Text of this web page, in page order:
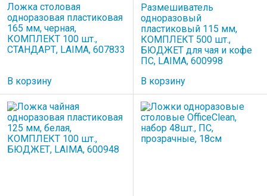
Ложка столовая
одноразовая пластиковая
165 мм, черная,
КОМПЛЕКТ 100 шт.,
СТАНДАРТ, LAIMA, 607833
В корзину
Размешиватель
одноразовый
пластиковый 115 мм,
КОМПЛЕКТ 500 шт.,
БЮДЖЕТ для чая и кофе
ПС, LAIMA, 600998
В корзину